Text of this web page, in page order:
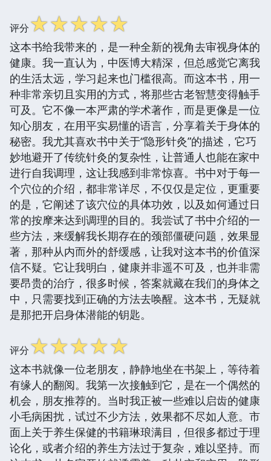
评分☆☆☆☆☆
这本书给我带来的，是一种全新的视角去审视身体的
健康。我一直认为，中医博大精深，但总感觉它离我
的生活太远，学习起来也门槛很高。而这本书，用一
种非常亲切且实用的方式，将那些古老智慧变得触手
可及。它不像一本严肃的学术著作，而是更像是一位
知心朋友，在用平实易懂的语言，分享着关于身体的
秘密。我尤其喜欢书中关于“隐形针灸”的描述，它巧
妙地避开了传统针灸的复杂性，让普通人也能在家中
进行自我调理，这让我感到非常惊喜。书中对于每一
个穴位的介绍，都非常详尽，不仅仅是定位，更重要
的是，它阐述了该穴位的具体功效，以及如何通过日
常的按摩来达到调理的目的。我尝试了书中介绍的一
些方法，来缓解我长期存在的颈部僵硬问题，效果显
著，那种从内而外的舒缓感，让我对这本书的价值深
信不疑。它让我明白，健康并非遥不可及，也并非需
要昂贵的治疗，很多时候，答案就藏在我们的身体之
中，只需要找到正确的方法去唤醒。这本书，无疑就
是那把开启身体潜能的钥匙。
评分☆☆☆☆☆
这本书就像一位老朋友，静静地坐在书架上，等待着
有缘人的翻阅。我第一次接触到它，是在一个偶然的
机会，朋友推荐的。当时我正被一些难以启齿的健康
小毛病困扰，试过不少方法，效果都不尽如人意。市
面上关于养生保健的书籍琳琅满目，但很多都过于理
论化，或者介绍的养生方法过于复杂，难以坚持。而